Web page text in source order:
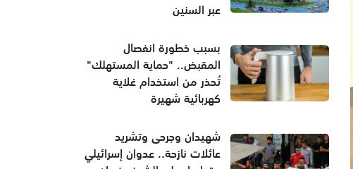
عبر السنين
بسبب خطورة انفصال
المقبض.. "حماية المستهلك"
تُحذر من استخدام غلاية
كهربائية شهيرة
شهيدان وجرحى وتشريد
عائلات نازحة.. عدوان إسرائيلي